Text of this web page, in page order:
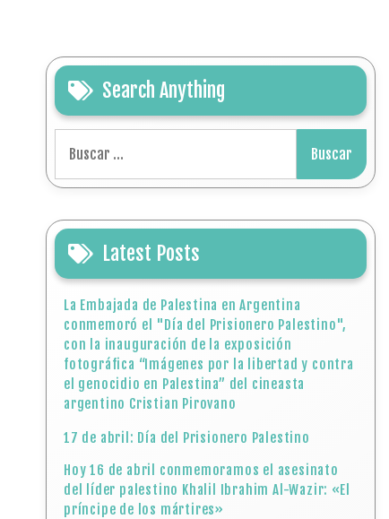
Search Anything
Latest Posts
La Embajada de Palestina en Argentina
conmemoró el "Día del Prisionero Palestino",
con la inauguración de la exposición
fotográfica “Imágenes por la libertad y contra
el genocidio en Palestina” del cineasta
argentino Cristian Pirovano
17 de abril: Día del Prisionero Palestino
Hoy 16 de abril conmemoramos el asesinato
del líder palestino Khalil Ibrahim Al-Wazir: «El
príncipe de los mártires»